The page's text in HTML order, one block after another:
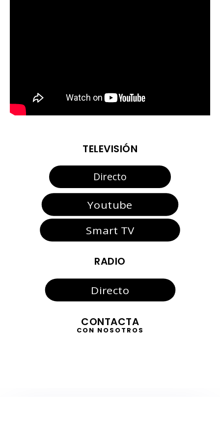
TELEVISIÓN
Directo
Youtube
Smart TV
RADIO
Directo
CONTACTA
CON NOSOTROS